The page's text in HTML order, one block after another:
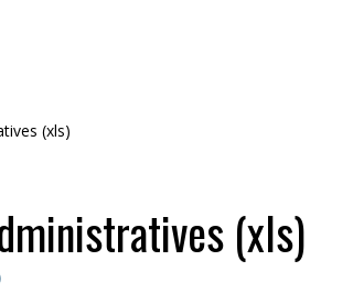
(xls)
(xls)